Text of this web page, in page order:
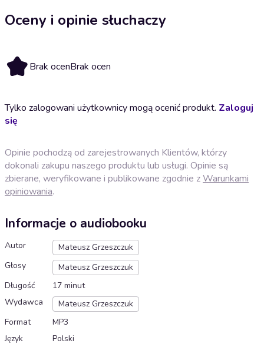
Oceny i opinie słuchaczy
Brak ocenBrak ocen
Tylko zalogowani użytkownicy mogą ocenić produkt. Zaloguj
się
Opinie pochodzą od zarejestrowanych Klientów, którzy
dokonali zakupu naszego produktu lub usługi. Opinie są
zbierane, weryfikowane i publikowane zgodnie zWarunkami
opiniowania.
Informacje o audiobooku
Autor
Mateusz Grzeszczuk
Głosy
Mateusz Grzeszczuk
Długość
17 minut
Wydawca
Mateusz Grzeszczuk
Format
MP3
Język
Polski